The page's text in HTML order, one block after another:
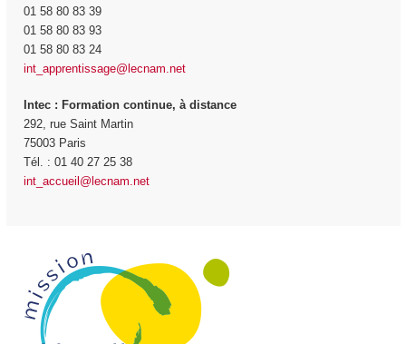
01 58 80 83 39
01 58 80 83 93
01 58 80 83 24
int_apprentissage@lecnam.net
Intec: Formation continue, à distance
292, rue Saint Martin
75003 Paris
Tél. : 01 40 27 25 38
int_accueil@lecnam.net